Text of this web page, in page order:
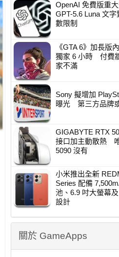
OpenAI 免費版重
GPT-5.6 Luna 文字
數限制
《GTA 6》加長版
獨家 6 小時 付費
家不滿
Sony 擬增加
曝光 第三方品牌
GIGABYTE RTX
接口加主動散熱
5090 沒有
小米推出全新
Series 配備
池、6.9 吋大螢幕
設計
關於 GameApps